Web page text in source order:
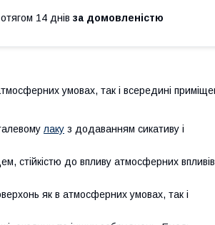
14 днів за домовленістю
умовах, так і всередині
лаку з додаванням сикативу і
стійкістю до впливу атмосферних впливів
як в атмосферних умовах, так і